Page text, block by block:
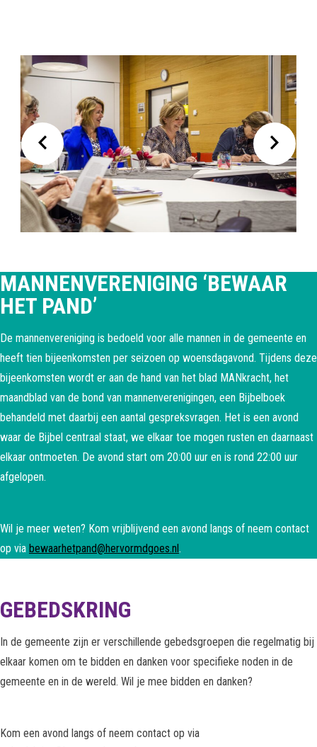
MANNENVERENIGING ‘BEWAAR
HET PAND’
De mannenvereniging is bedoeld voor alle mannen in de gemeente en
heeft tien bijeenkomsten per seizoen op woensdagavond. Tijdens deze
bijeenkomsten wordt er aan de hand van het blad MANkracht, het
maandblad van de bond van mannenverenigingen, een Bijbelboek
behandeld met daarbij een aantal gespreksvragen. Het is een avond
waar de Bijbel centraal staat, we elkaar toe mogen rusten en daarnaast
elkaar ontmoeten. De avond start om 20:00 uur en is rond 22:00 uur
afgelopen.
Wil je meer weten? Kom vrijblijvend een avond langs of neem contact
op via bewaarhetpand@hervormdgoes.nl.
GEBEDSKRING
In de gemeente zijn er verschillende gebedsgroepen die regelmatig bij
elkaar komen om te bidden en danken voor specifieke noden in de
gemeente en in de wereld. Wil je mee bidden en danken?
Kom een avond langs of neem contact op via